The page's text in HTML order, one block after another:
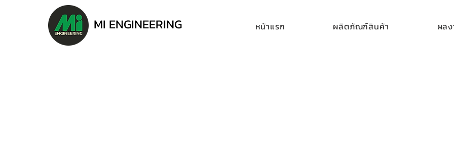
MI ENGINEERING หน้าแรก ผลิตภัณฑ์สินค้า ผล